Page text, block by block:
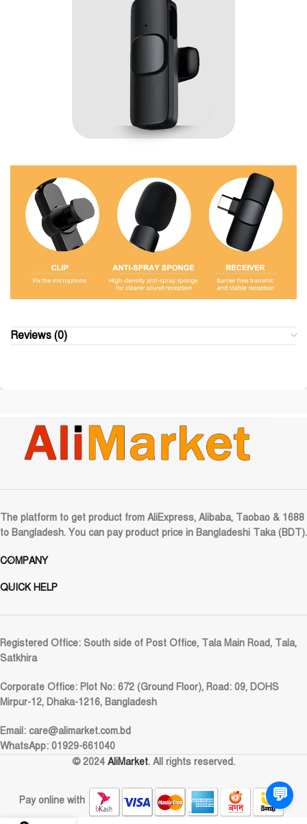
Reviews (0)
The platform to get product from AliExpress, Alibaba, Taobao & 1688
to Bangladesh. You can pay product price in Bangladeshi Taka (BDT).
COMPANY
QUICK HELP
Registered Office: South side of Post Office, Tala Main Road, Tala,
Satkhira
Corporate Office: Plot No: 672 (Ground Floor), Road: 09, DOHS
Mirpur-12, Dhaka-1216, Bangladesh
Email: care@alimarket.com.bd
WhatsApp: 01929-661040
© 2024 AliMarket. All rights reserved.
Pay online with 💬